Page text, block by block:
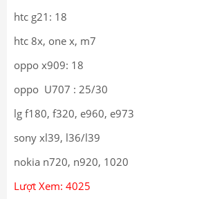
htc g21: 18
htc 8x, one x, m7
oppo x909: 18
oppo U707 : 25/30
lg f180, f320, e960, e973
sony xl39, l36/l39
nokia n720, n920, 1020
Lượt Xem: 4025